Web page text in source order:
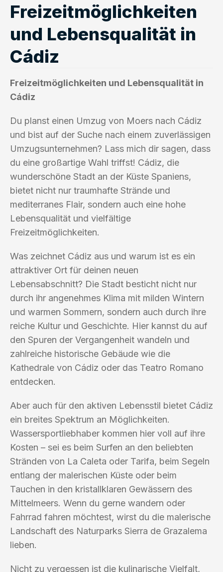
Freizeitmöglichkeiten
und Lebensqualität in
Cádiz
Freizeitmöglichkeiten und Lebensqualität in
Cádiz
Du planst einen Umzug von Moers nach Cádiz
und bist auf der Suche nach einem zuverlässigen
Umzugsunternehmen? Lass mich dir sagen, dass
du eine großartige Wahl triffst! Cádiz, die
wunderschöne Stadt an der Küste Spaniens,
bietet nicht nur traumhafte Strände und
mediterranes Flair, sondern auch eine hohe
Lebensqualität und vielfältige
Freizeitmöglichkeiten.
Was zeichnet Cádiz aus und warum ist es ein
attraktiver Ort für deinen neuen
Lebensabschnitt? Die Stadt besticht nicht nur
durch ihr angenehmes Klima mit milden Wintern
und warmen Sommern, sondern auch durch ihre
reiche Kultur und Geschichte. Hier kannst du auf
den Spuren der Vergangenheit wandeln und
zahlreiche historische Gebäude wie die
Kathedrale von Cádiz oder das Teatro Romano
entdecken.
Aber auch für den aktiven Lebensstil bietet Cádiz
ein breites Spektrum an Möglichkeiten.
Wassersportliebhaber kommen hier voll auf ihre
Kosten – sei es beim Surfen an den beliebten
Stränden von La Caleta oder Tarifa, beim Segeln
entlang der malerischen Küste oder beim
Tauchen in den kristallklaren Gewässern des
Mittelmeers. Wenn du gerne wandern oder
Fahrrad fahren möchtest, wirst du die malerische
Landschaft des Naturparks Sierra de Grazalema
lieben.
Nicht zu vergessen ist die kulinarische Vielfalt,